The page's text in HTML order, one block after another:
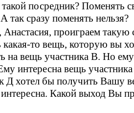
посредник? Поменять
так сразу поменять нельзя?
Анастасия, проиграем
какая-то вещь, которую вы
на вещь участника В. Но
интересна вещь
Д хотел бы получить Вашу
Какой выход Вы